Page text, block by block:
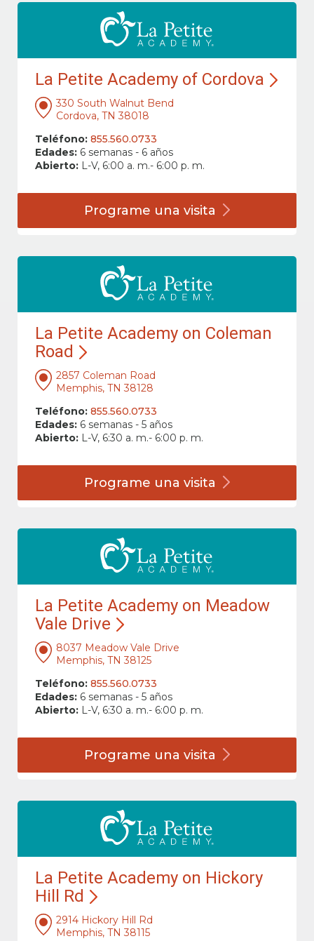
La Petite Academy of Cordova
330 South Walnut Bend
Cordova, TN 38018
Teléfono: 855.560.0733
Edades: 6 semanas - 6 años
Abierto: L-V, 6:00 a. m.- 6:00 p. m.
Programe una visita
La Petite Academy on Coleman
Road
2857 Coleman Road
Memphis, TN 38128
Teléfono: 855.560.0733
Edades: 6 semanas - 5 años
Abierto: L-V, 6:30 a. m.- 6:00 p. m.
Programe una visita
La Petite Academy on Meadow
Vale Drive
8037 Meadow Vale Drive
Memphis, TN 38125
Teléfono: 855.560.0733
Edades: 6 semanas - 5 años
Abierto: L-V, 6:30 a. m.- 6:00 p. m.
Programe una visita
La Petite Academy on Hickory
Hill Rd
2914 Hickory Hill Rd
Memphis, TN 38115